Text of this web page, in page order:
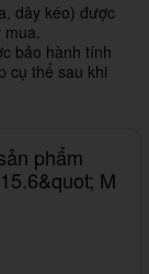
dây kéo) được
mua.
bảo hành tính
cụ thể sau khi
phẩm
M